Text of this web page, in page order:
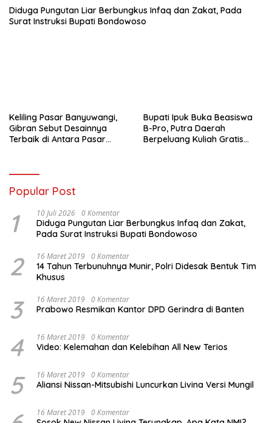
Diduga Pungutan Liar Berbungkus Infaq dan Zakat, Pada
Surat Instruksi Bupati Bondowoso
Keliling Pasar Banyuwangi,
Gibran Sebut Desainnya
Terbaik di Antara Pasar
Bupati Ipuk Buka Beasiswa
B-Pro, Putra Daerah
Berpeluang Kuliah Gratis
Popular Post
1 10 Juli 2026 0 Komentar
Diduga Pungutan Liar Berbungkus Infaq dan Zakat,
Pada Surat Instruksi Bupati Bondowoso
2 16 Maret 2019 0 Komentar
14 Tahun Terbunuhnya Munir, Polri Didesak Bentuk Tim
Khusus
3 16 Maret 2019 0 Komentar
Prabowo Resmikan Kantor DPD Gerindra di Banten
4 16 Maret 2019 0 Komentar
Video: Kelemahan dan Kelebihan All New Terios
5 16 Maret 2019 0 Komentar
Aliansi Nissan-Mitsubishi Luncurkan Livina Versi Mungil
16 Maret 2019 0 Komentar